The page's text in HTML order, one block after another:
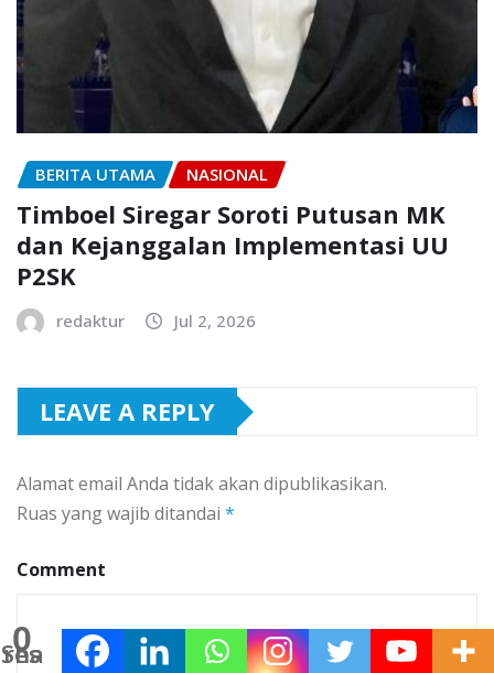
0
Shares
BERITA UTAMA NASIONAL
Timboel Siregar Soroti Putusan MK
dan Kejanggalan Implementasi UU
P2SK
redaktur Jul 2, 2026
LEAVE A REPLY
Alamat email Anda tidak akan dipublikasikan.
Ruas yang wajib ditandai *
Comment